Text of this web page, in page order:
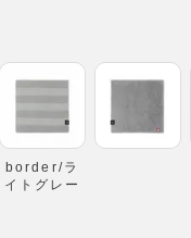
border/ラ
イトグレー